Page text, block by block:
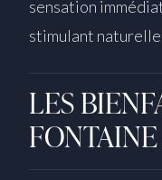
sensation
stimulant
LES